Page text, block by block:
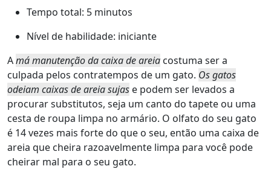
Tempo total: 5 minutos
Nível de habilidade: iniciante
Amá manutenção da caixa de areia costuma ser a
culpada pelos contratempos de um gato. Os gatos
odeiam caixas de areia sujas e podem ser levados a
procurar substitutos, seja um canto do tapete ou uma
cesta de roupa limpa no armário. O olfato do seu gato
é 14 vezes mais forte do que o seu, então uma caixa de
areia que cheira razoavelmente limpa para você pode
cheirar mal para o seu gato.